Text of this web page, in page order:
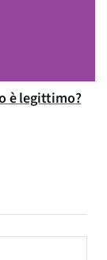
è legittimo?